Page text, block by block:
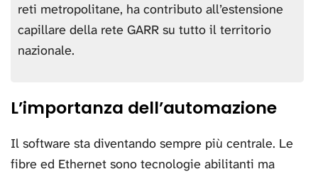
reti metropolitane, ha contributo all’estensione
capillare della rete GARR su tutto il territorio
nazionale.
L’importanza dell’automazione
Il software sta diventando sempre più centrale. Le
fibre ed Ethernet sono tecnologie abilitanti ma